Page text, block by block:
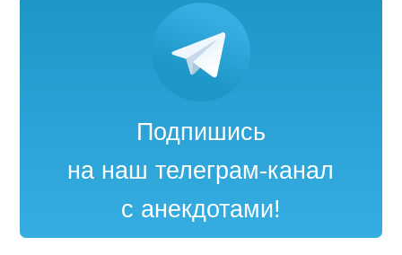
Подпишись
на наш телеграм-канал
с анекдотами!